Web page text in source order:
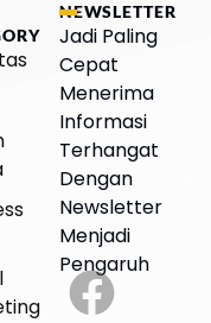
NEWSLETTER
Jadi Paling
Cepat
Menerima
Informasi
Terhangat
Dengan
Newsletter
Menjadi
Pengaruh